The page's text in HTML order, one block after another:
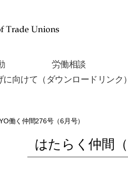
労働相談
向けて（ダウンロードリンク）
働く仲間276号（6月号）
はたらく仲間